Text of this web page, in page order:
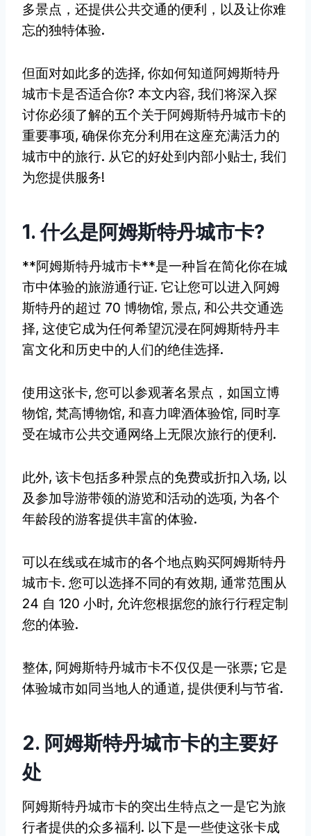
多景点，还提供公共交通的便利，以及让你难
忘的独特体验.
但面对如此多的选择, 你如何知道阿姆斯特丹
城市卡是否适合你? 本文内容, 我们将深入探
讨你必须了解的五个关于阿姆斯特丹城市卡的
重要事项, 确保你充分利用在这座充满活力的
城市中的旅行. 从它的好处到内部小贴士, 我们
为您提供服务!
1. 什么是阿姆斯特丹城市卡?
**阿姆斯特丹城市卡**是一种旨在简化你在城
市中体验的旅游通行证. 它让您可以进入阿姆
斯特丹的超过 70 博物馆, 景点, 和公共交通选
择, 这使它成为任何希望沉浸在阿姆斯特丹丰
富文化和历史中的人们的绝佳选择.
使用这张卡, 您可以参观著名景点，如国立博
物馆, 梵高博物馆, 和喜力啤酒体验馆, 同时享
受在城市公共交通网络上无限次旅行的便利.
此外, 该卡包括多种景点的免费或折扣入场, 以
及参加导游带领的游览和活动的选项, 为各个
年龄段的游客提供丰富的体验.
可以在线或在城市的各个地点购买阿姆斯特丹
城市卡. 您可以选择不同的有效期, 通常范围从
24 自 120 小时, 允许您根据您的旅行行程定制
您的体验.
整体, 阿姆斯特丹城市卡不仅仅是一张票; 它是
体验城市如同当地人的通道, 提供便利与节省.
2. 阿姆斯特丹城市卡的主要好
处
阿姆斯特丹城市卡的突出生特点之一是它为旅
行者提供的众多福利. 以下是一些使这张卡成